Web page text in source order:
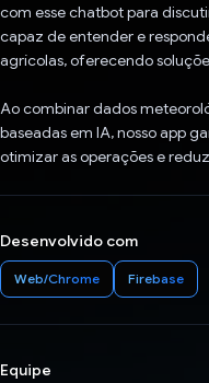
com esse chatbot para
capaz de entender e
agrícolas, oferecendo
Ao combinar dados
baseadas em IA, nosso app
otimizar as operações e
Desenvolvido com
Web/Chrome Firebase
Equipe